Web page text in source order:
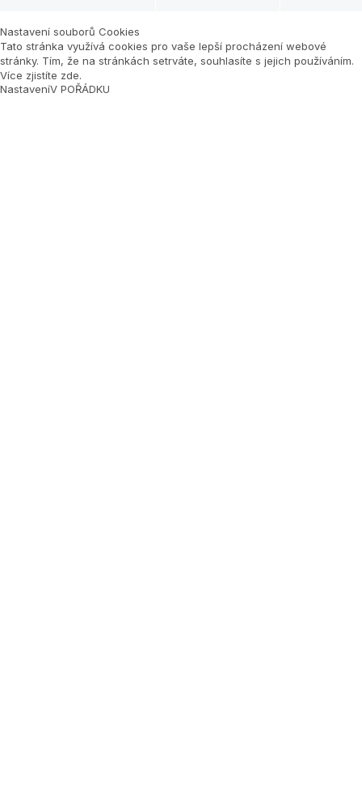
Nastavení souborů Cookies
Tato stránka využívá cookies pro vaše lepší procházení webové
stránky. Tím, že na stránkách setrváte, souhlasíte s jejich používáním.
Více zjistíte zde.
NastaveníV POŘÁDKU